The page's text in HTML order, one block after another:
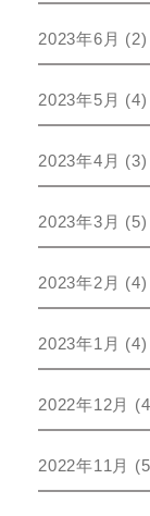
2023年6月 (2)
2023年5月 (4)
2023年4月 (3)
2023年3月 (5)
2023年2月 (4)
2023年1月 (4)
2022年12月
2022年11月